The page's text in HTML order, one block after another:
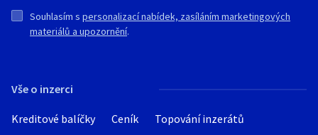
Vše o inzerci
Kreditové balíčky Ceník
Topování inzerátů
Souhlasím s personalizací nabídek, zasíláním marketingových
materiálů a upozornění.